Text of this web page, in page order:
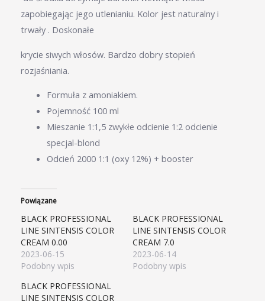
zapobiegając jego utlenianiu. Kolor jest naturalny i
trwały . Doskonałe
krycie siwych włosów. Bardzo dobry stopień
rozjaśniania.
Formuła z amoniakiem.
Pojemność 100 ml
Mieszanie 1:1,5 zwykłe odcienie 1:2 odcienie
specjal-blond
Odcień 2000 1:1 (oxy 12%) + booster
Powiązane
BLACK PROFESSIONAL
LINE SINTENSIS COLOR
CREAM 0.00
2023-06-15
Podobny wpis
BLACK PROFESSIONAL
LINE SINTENSIS COLOR
CREAM 7.0
2023-06-14
Podobny wpis
BLACK PROFESSIONAL
LINE SINTENSIS COLOR